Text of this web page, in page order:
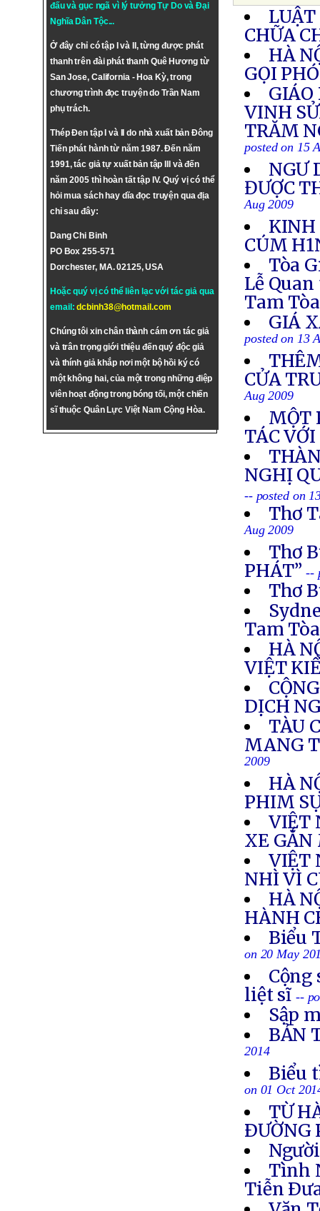
đấu và gục ngã vì lý tưởngTự DovàĐại
Nghĩa Dân Tộc...
Ở đây chỉ có tập I và II, từng được phát
thanh trên đài phát thanh Quê Hương từ
San Jose, California - Hoa Kỳ, trong
chương trình đọc truyện do Trần Nam
phụ trách.
Thép Đen tập I và II do nhà xuất bản Đông
Tiến phát hành từ năm 1987. Đến năm
1991, tác giả tự xuất bản tập III và đến
năm 2005 thì hoàn tất tập IV. Quý vị có thể
hỏi mua sách hay dĩa đọc truyện qua địa
chỉ sau đây:
Dang Chi Binh
PO Box 255-571
Dorchester, MA. 02125, USA
Hoặc quý vị có thể liên lạc với tác giả qua
email:dcbinh38@hotmail.com
Chúng tôi xin chân thành cám ơn tác giả
và trân trọng giới thiệu đến quý độc giả
và thính giả khắp nơi một bộ hồi ký có
một không hai, của một trong những điệp
viên hoạt động trong bóng tối, một chiến
sĩ thuộc Quân Lực Việt Nam Cộng Hòa.
CHỮA
HÀ
GỌI
VINH
TRĂM
posted on 15
NGƯ
ĐƯỢC
Aug 2009
KINH
CÚM
Tòa
Lễ
Tam Tòa
GIÁ
posted on 13
CỬA
Aug 2009
MỘT
TÁC
NGHỊ
-- posted on
Thơ
Aug 2009
Thơ
PHÁT” --
Thơ
Tam
HÀ
VIỆT
DỊCH
TÀU
MANG
2009
HÀ
PHIM
VIỆT
XE
VIỆT
NHÌ VÌ
HÀ
HÀNH
Biểu
on 20 May
Cộng
liệt sĩ --
Sập
BẢN
2014
Biểu
on 01 Oct
TỪ
ÐƯỜNG
Tình
Tiễn